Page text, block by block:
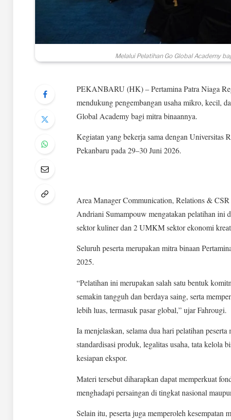
Melalui Pelatihan Go Global Academy
PEKANBARU (HK) – Pertamina Patra Niaga
mendukung pengembangan usaha mikro, kecil,
Global Academy bagi mitra binaannya.
Kegiatan yang bekerja sama dengan
Pekanbaru pada 29–30 Juni 2026.
Area Manager Communication, Relations &
Andriani Sumampouw mengatakan pelatihan
sektor kuliner dan 2 UMKM sektor ekonomi
Seluruh peserta merupakan mitra binaan
2025.
“Pelatihan ini merupakan salah satu bentuk
semakin tangguh dan berdaya saing, serta
lebih luas, termasuk pasar global,” ujar Fahrougi.
Ia menjelaskan, selama dua hari pelatihan
standardisasi produk, legalitas usaha, tata kelola
kesiapan ekspor.
Materi tersebut diharapkan dapat memperkuat
menghadapi persaingan di tingkat nasional
Selain itu, peserta juga memperoleh kesempatan